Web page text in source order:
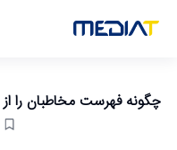
چگونه فهرست مخاطبان را